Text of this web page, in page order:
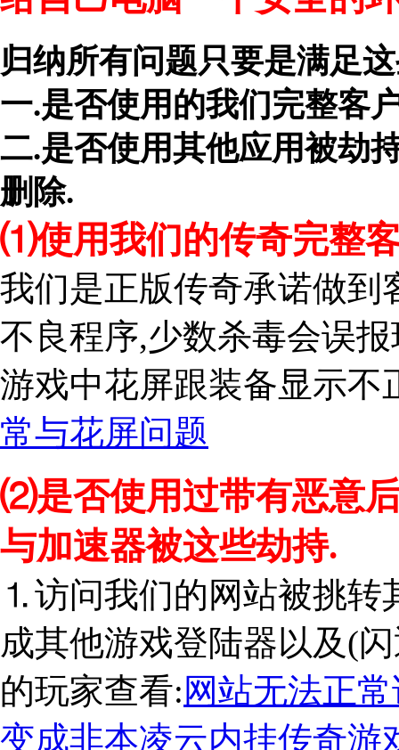
归纳所有问题只要是满足
一.是否使用的我们完整客
二.是否使用其他应用被劫
删除.
⑴使用我们的传奇完整
我们是正版传奇承诺做到
不良程序,少数杀毒会误
游戏中花屏跟装备显示不
常与花屏问题
⑵是否使用过带有恶意
与加速器被这些劫持.
⒈访问我们的网站被挑转
成其他游戏登陆器以及(
的玩家查看: 网站无法正
变成非本凌云内挂传奇游